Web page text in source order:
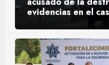
evidencias en el